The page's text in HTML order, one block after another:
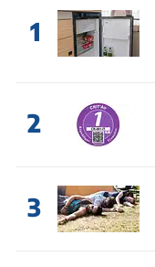
1
2
3